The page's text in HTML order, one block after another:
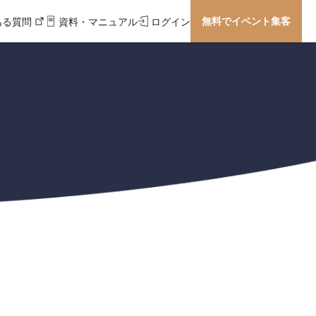
質問 資料・マニュアル ログイン 無料でイベント集客